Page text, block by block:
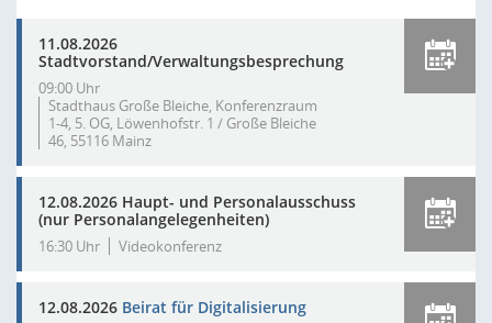
11.08.2026
Stadtvorstand/Verwaltungsbesprechung
09:00 Uhr
Stadthaus Große Bleiche, Konferenzraum
1-4, 5. OG, Löwenhofstr. 1 / Große Bleiche
46, 55116 Mainz
12.08.2026 Haupt- und Personalausschuss
(nur Personalangelegenheiten)
16:30 Uhr Videokonferenz
12.08.2026 Beirat für Digitalisierung